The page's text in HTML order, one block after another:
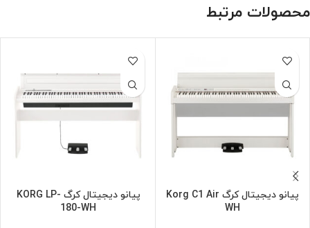
محصولات مرتبط
پیانو دیجیتال کرگ Korg C1 Air
WH
پیانو دیجیتال کرگ KORG LP-
180-WH